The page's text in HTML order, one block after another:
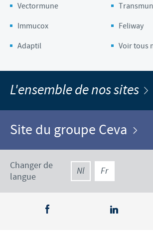
Vectormune
Immucox
Feliway
Adaptil
Voir tous
L'ensemble de nos sites
Site du groupe Ceva
Changer de
langue
Nl Fr